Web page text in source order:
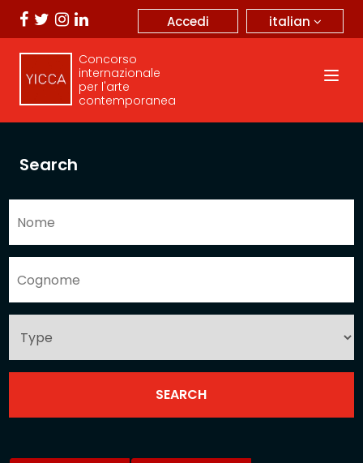
italian
Accedi
Concorso
internazionale
per l'arte
contemporanea
Search